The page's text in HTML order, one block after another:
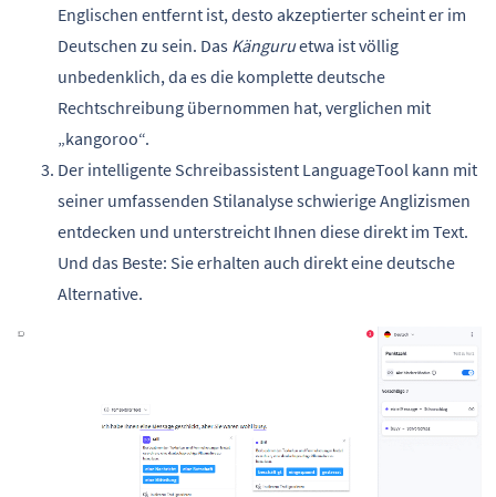
Englischen entfernt ist, desto akzeptierter scheint er im
Deutschen zu sein. Das Känguruetwa ist völlig
unbedenklich, da es die komplette deutsche
Rechtschreibung übernommen hat, verglichen mit
„kangoroo“.
Der intelligente Schreibassistent LanguageTool kann mit
seiner umfassenden Stilanalyse schwierige Anglizismen
entdecken und unterstreicht Ihnen diese direkt im Text.
Und das Beste: Sie erhalten auch direkt eine deutsche
Alternative.